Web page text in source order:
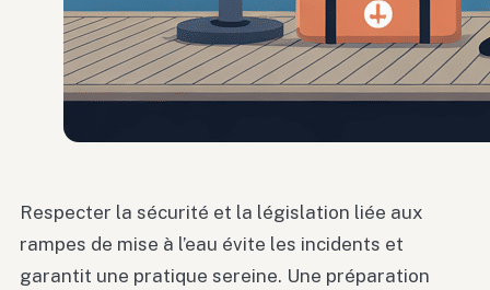
Respecter la sécurité et la législation liée aux
rampes de mise à l’eau évite les incidents et
garantit une pratique sereine. Une préparation